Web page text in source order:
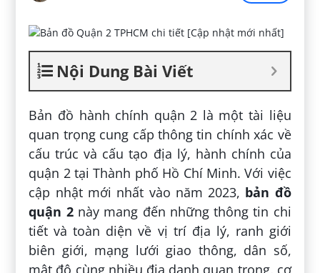
Nội Dung Bài Viết
Bản đồ hành chính quận 2 là một tài liệu
quan trọng cung cấp thông tin chính xác về
cấu trúc và cấu tạo địa lý, hành chính của
quận 2 tại Thành phố Hồ Chí Minh. Với việc
cập nhật mới nhất vào năm 2023, bản đồ
quận 2này mang đến những thông tin chi
tiết và toàn diện về vị trí địa lý, ranh giới
biên giới, mạng lưới giao thông, dân số,
mật độ cùng nhiều địa danh quan trọng, cơ